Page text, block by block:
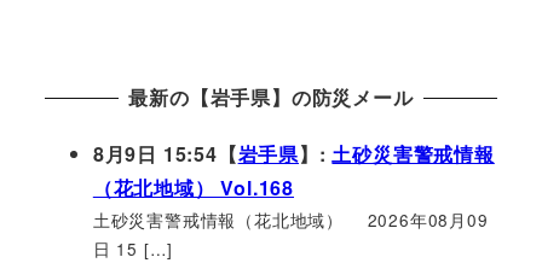
最新の【岩手県】の防災メール
8月9日 15:54【岩手県】:土砂災害警戒情報
（花北地域） Vol.168
土砂災害警戒情報（花北地域） 2026年08月09
日 15 […]